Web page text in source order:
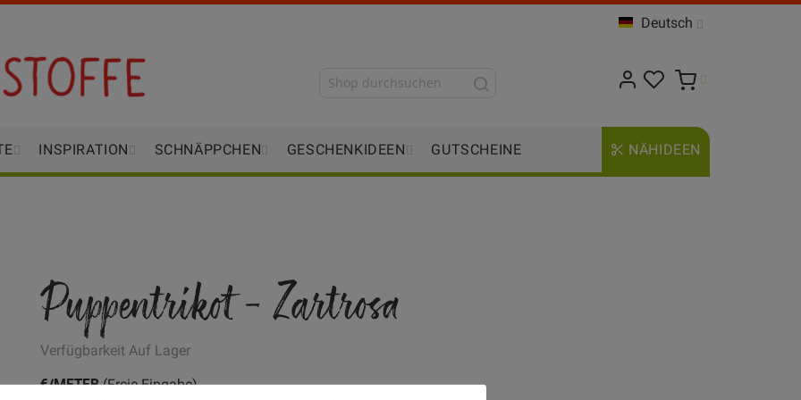
Deutsch
INSPIRATION SCHNÄPPCHEN GESCHENKIDEEN GUTSCHEINE NÄHIDEEN
Puppentrikot - Zartrosa
VerfügbarkeitAuf Lager
€/METER(Freie Eingabe)